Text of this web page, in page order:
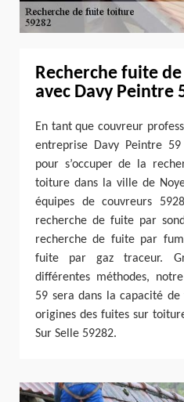
Recherche fuite
avec Davy Peintre
En tant que couvreur
entreprise Davy Peintre
pour s’occuper de la
toiture dans la ville de
équipes de couvreurs
recherche de fuite par
recherche de fuite par
fuite par gaz traceur.
différentes méthodes,
59 sera dans la capacité
origines des fuites sur
Sur Selle 59282.